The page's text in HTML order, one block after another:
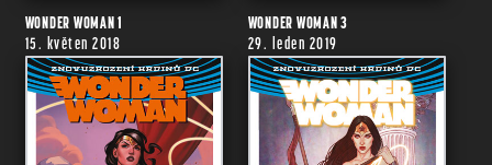
WONDER WOMAN 1
15. květen 2018
WONDER WOMAN 3
29. leden 2019